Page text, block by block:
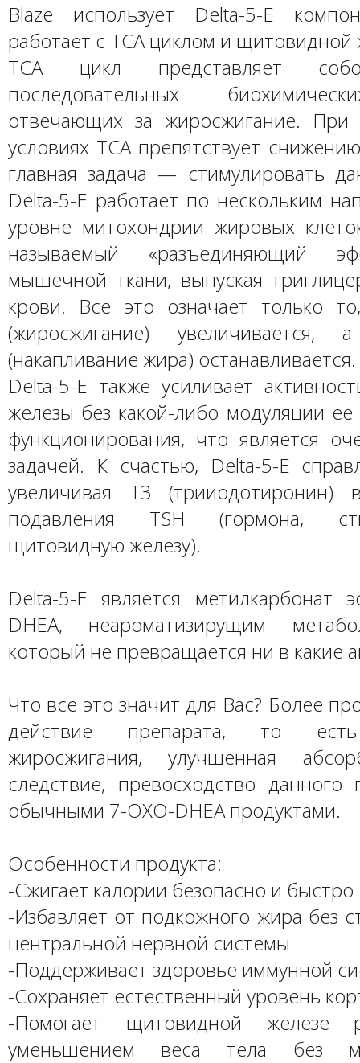
Blaze использует Delta-5-E
работает с ТСА циклом и щитовидной
ТСА цикл представляет
последовательных
отвечающих за жиросжигание. При
условиях ТСА препятствует
главная задача — стимулировать
Delta-5-E работает по нескольким
уровне митохондрии жировых
называемый «разъединяющий
мышечной ткани, выпуская
крови. Все это означает только
(жиросжигание) увеличивается,
(накапливание жира) останавливается.
Delta-5-E также усиливает
железы без какой-либо модуляции ее
функционирования, что является
задачей. К счастью, Delta-5-E
увеличивая T3 (трииодотиронин)
подавления TSH (гормона,
щитовидную железу).
Delta-5-E является метилкарбонат
DHEA, неароматизирущим
который не превращается ни в какие
Что все это значит для Вас? Более
действие препарата, то есть
жиросжигания, улучшенная
следствие, превосходство данного
обычными 7-OXO-DHEA продуктами.
Особенности продукта:
-Сжигает калории безопасно и быстро
-Избавляет от подкожного жира без
центральной нервной системы
-Поддерживает здоровье иммунной
-Сохраняет естественный уровень
-Помогает щитовидной железе
уменьшением веса тела без